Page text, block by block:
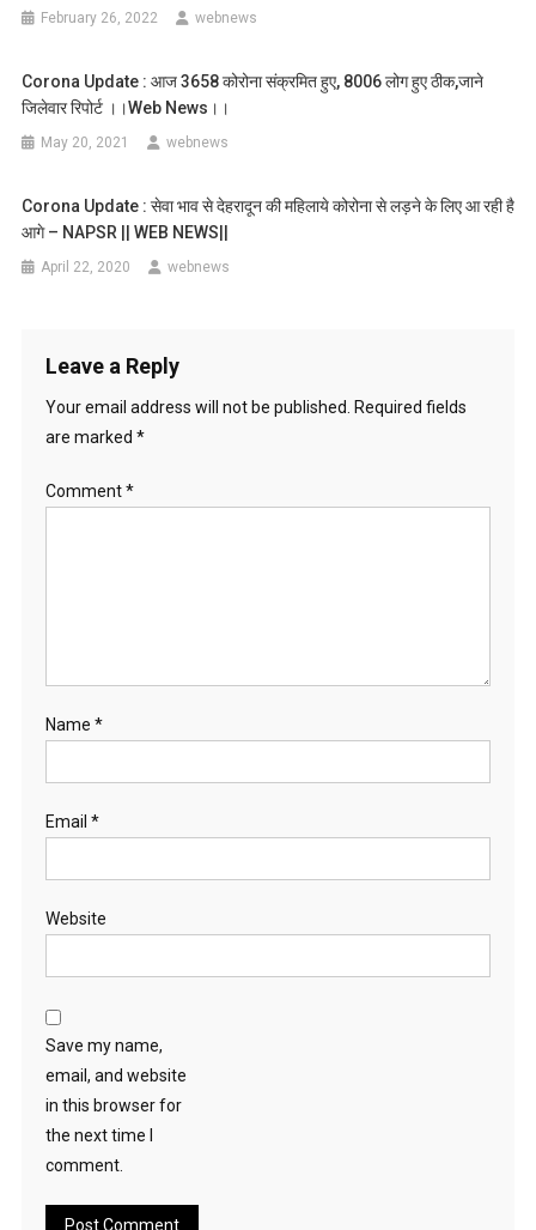
February 26, 2022 webnews
Corona Update : आज 3658 कोरोना संक्रमित हुए, 8006 लोग हुए ठीक,जाने
जिलेवार रिपोर्ट ।।web News।।
May 20, 2021 webnews
Corona Update : सेवा भाव से देहरादून की महिलाये कोरोना से लड़ने के लिए आ रही है
आगे – NAPSR || WEB NEWS||
April 22, 2020 webnews
Leave a Reply
Your email address will not be published. Required fields
are marked *
Comment*
Name *
Email *
Website
Save my name,
email, and website
in this browser for
the next time I
comment.